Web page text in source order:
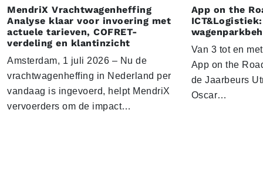
MendriX Vrachtwagenheffing
Analyse klaar voor invoering met
actuele tarieven, COFRET-
verdeling en klantinzicht
Amsterdam, 1 juli 2026 – Nu de
vrachtwagenheffing in Nederland per
vandaag is ingevoerd, helpt MendriX
vervoerders om de impact…
App on the
Van 3 tot en
App on the
de Jaarbeurs
Oscar…